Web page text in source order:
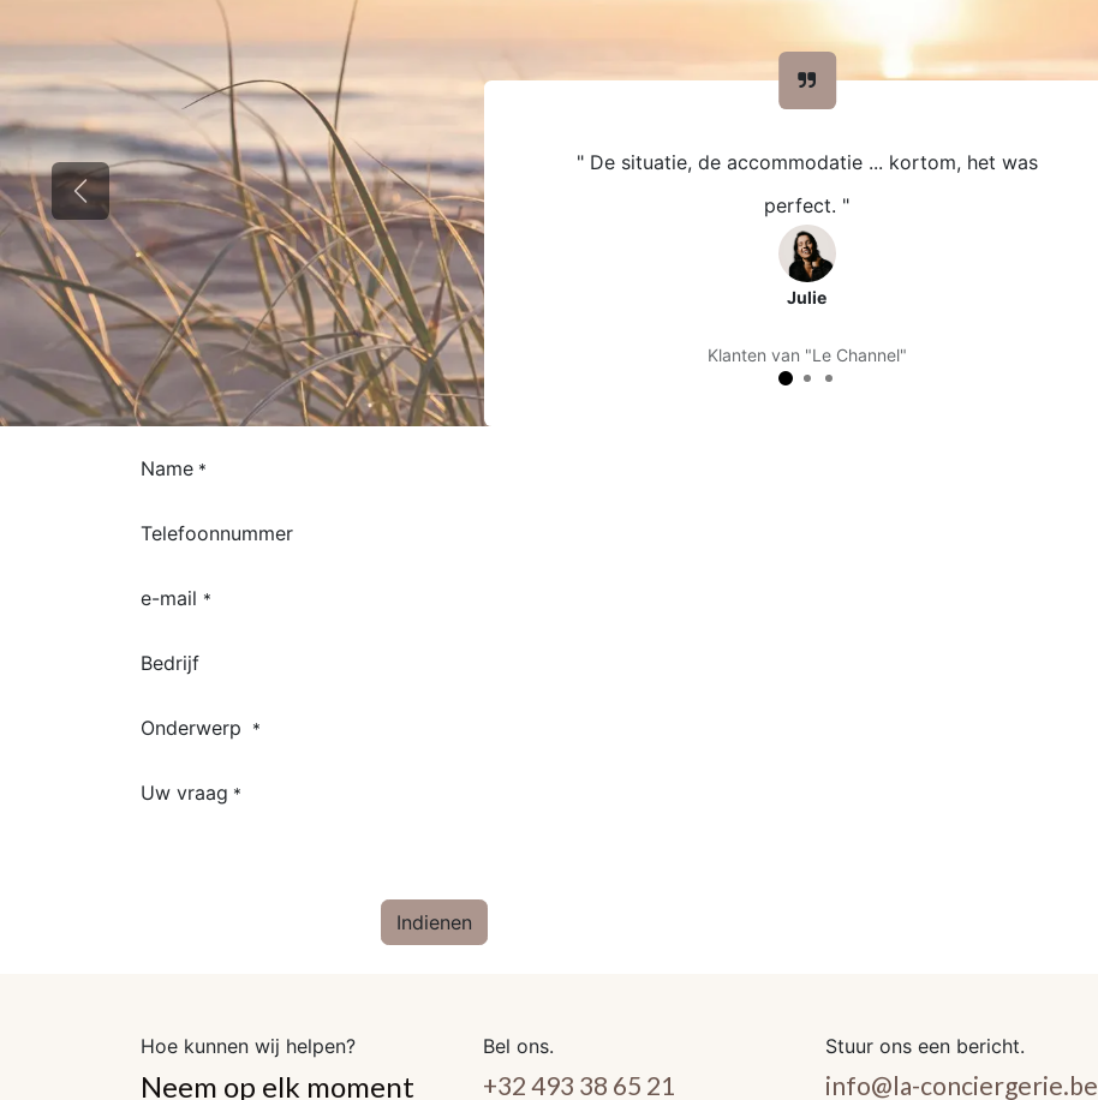
" De situatie, de accommodatie ... kortom, het was
perfect. "
Julie
Klanten van "Le Channel"
Précédent
Name *
Telefoonnummer
e-mail *
Bedrijf
Onderwerp *
Uw vraag *
Indienen
Hoe kunnen wij helpen?
Neem op elk moment
Bel ons.
+32 493 38 65 21
Stuur ons een bericht.
info@la-conciergerie.be